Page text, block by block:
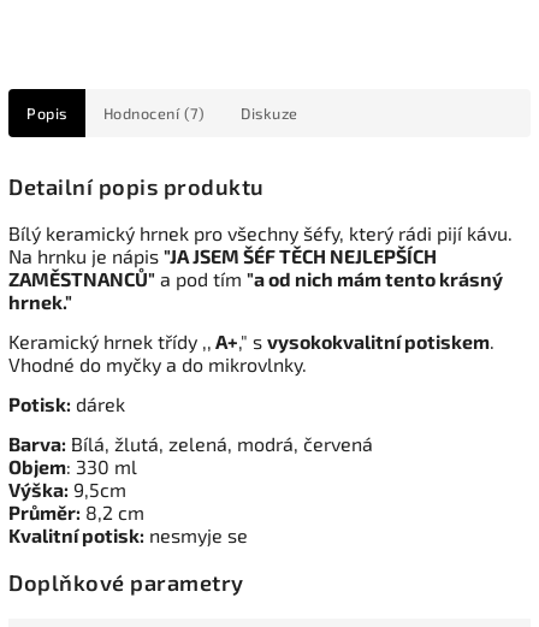
Popis Hodnocení (7) Diskuze
Detailní popis produktu
Bílý keramický hrnek pro všechny šéfy, který rádi pijí kávu.
Na hrnku je nápis "JA JSEM ŠÉF TĚCH NEJLEPŠÍCH
ZAMĚSTNANCŮ" a pod tím "a od nich mám tento krásný
hrnek."
Keramický hrnek třídy ,, A+," s vysokokvalitní potiskem.
Vhodné do myčky a do mikrovlnky.
Potisk: dárek
Barva: Bílá, žlutá, zelená, modrá, červená
Objem: 330 ml
Výška: 9,5cm
Průměr: 8,2 cm
Kvalitní potisk: nesmyje se
Doplňkové parametry